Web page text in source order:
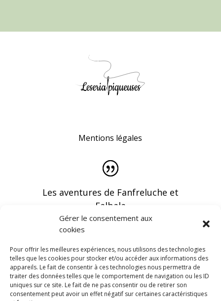
Gérer le consentement aux
cookies
Pour offrir les meilleures expériences, nous utilisons des technologies
telles que les cookies pour stocker et/ou accéder aux informations des
appareils. Le fait de consentir à ces technologies nous permettra de
traiter des données telles que le comportement de navigation ou les ID
uniques sur ce site. Le fait de ne pas consentir ou de retirer son
consentement peut avoir un effet négatif sur certaines caractéristiques
Mentions légales
Les aventures de Fanfreluche et
Falbala
Vous pouvez recevoir les dernières infos en
vous abonnant à notre newsletter